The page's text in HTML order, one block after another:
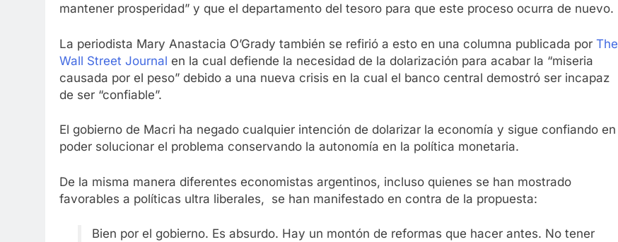
mantener prosperidad” y que el departamento del tesoro para que este proceso ocurra de nuevo.
La periodista Mary Anastacia O’Grady también se refirió a esto en una columna publicada por The
Wall Street Journal en la cual defiende la necesidad de la dolarización para acabar la “miseria
causada por el peso” debido a una nueva crisis en la cual el banco central demostró ser incapaz
de ser “confiable”.
El gobierno de Macri ha negado cualquier intención de dolarizar la economía y sigue confiando en
poder solucionar el problema conservando la autonomía en la política monetaria.
De la misma manera diferentes economistas argentinos, incluso quienes se han mostrado
favorables a políticas ultra liberales, se han manifestado en contra de la propuesta:
Bien por el gobierno. Es absurdo. Hay un montón de reformas que hacer antes. No tener